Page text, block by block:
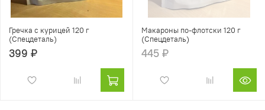
Гречка с курицей 120 г
(Спецдеталь)
399 ₽
Макароны по-флотски 120 г
(Спецдеталь)
445 ₽